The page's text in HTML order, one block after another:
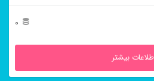
0
بیشتر